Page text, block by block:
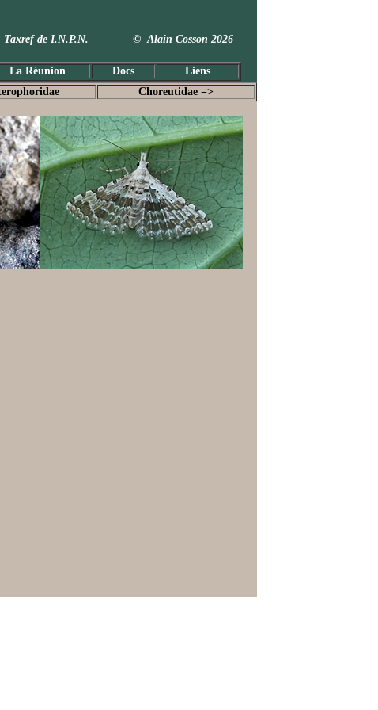
: Taxref de I.N.P.N. © Alain Cosson 2026
La Réunion Docs Liens
Choreutidae =>